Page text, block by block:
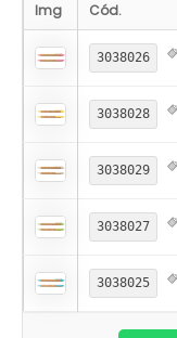
Img Cód.
3038026
3038028
3038029
3038027
3038025